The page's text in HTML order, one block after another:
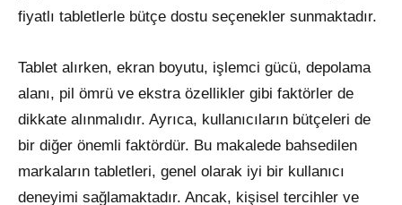
fiyatlı tabletlerle bütçe dostu seçenekler sunmaktadır.
Tablet alırken, ekran boyutu, işlemci gücü, depolama
alanı, pil ömrü ve ekstra özellikler gibi faktörler de
dikkate alınmalıdır. Ayrıca, kullanıcıların bütçeleri de
bir diğer önemli faktördür. Bu makalede bahsedilen
markaların tabletleri, genel olarak iyi bir kullanıcı
deneyimi sağlamaktadır. Ancak, kişisel tercihler ve